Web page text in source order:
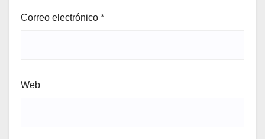
Correo electrónico *
Web